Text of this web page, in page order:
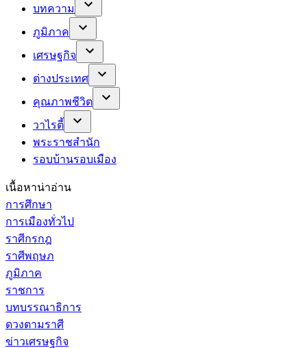
บทความ
ภูมิภาค
เศรษฐกิจ
ต่างประเทศ
คุณภาพชีวิต
วาไรตี้
พระราชสำนัก
รอบบ้านรอบเมือง
เนื้อหาน่าอ่าน
การศึกษา
การเมืองทั่วไป
ราศีกรกฎ
ราศีพฤษภ
ภูมิภาค
ราชการ
บทบรรณาธิการ
ดวงตามราศี
ข่าวเศรษฐกิจ